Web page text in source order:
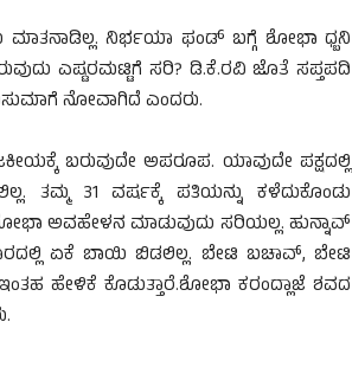
ಮಾತನಾಡಿಲ್ಲ. ನಿರ್ಭಯಾ ಫಂಡ್ ಬಗ್ಗೆ ಶೋಭಾ ಧ್ಬನಿ
ಎಷ್ಟರಮಟ್ಟಿಗೆ ಸರಿ? ಡಿ.ಕೆ.ರವಿ ಜೊತೆ ಸಪ್ತಪದಿ
ನೋವಾಗಿದೆ‌ ಎಂದರು.
ಬರುವುದೇ ಅಪರೂಪ. ಯಾವುದೇ ಪಕ್ಷದಲ್ಲಿ
ತಮ್ಮ 31 ವರ್ಷಕ್ಕೆ ಪತಿಯನ್ನು ಕಳೆದುಕೊಂಡು
ಅವಹೇಳನ ಮಾಡುವುದು ಸರಿಯಲ್ಲ. ಹುನ್ನಾವ್
ಏಕೆ ಬಾಯಿ ಬಿಡಲಿಲ್ಲ. ಬೇಟಿ ಬಚಾವ್, ಬೇಟಿ
ಹೇಳಿಕೆ ಕೊಡುತ್ತಾರೆ.ಶೋಭಾ ಕರಂದ್ಲಾಜೆ ಶವದ